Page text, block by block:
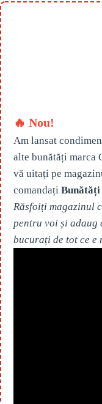
🔥 Nou!
Am lansat
alte bunătăți marca
vă uitați pe
comandați Bunătăți
Răsfoiți magazinul
pentru voi și adaug
bucurați de tot ce e